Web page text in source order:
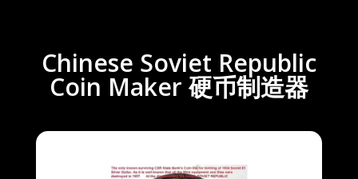
Chinese Soviet Republic
Coin Maker 硬币制造器